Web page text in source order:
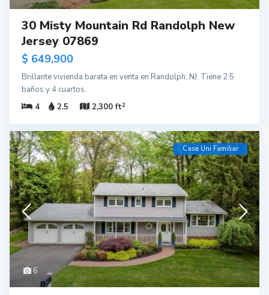
30 Misty Mountain Rd Randolph New
Jersey 07869
$ 649,900
Brillante vivienda barata en venta en Randolph, NJ. Tiene 2.5
baños y 4 cuartos.
4
2.5 2,300 ft2
6
Casa Uni Familiar